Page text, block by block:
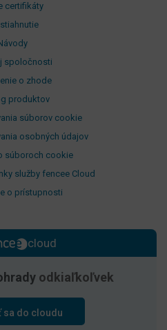
certifikáty
spoločnosti
o zhode
produktov
súborov cookie
osobných údajov
súboroch cookie
služby fencee Cloud
o prístupnosti
cloud
odkiaľkoľvek
sa do cloudu